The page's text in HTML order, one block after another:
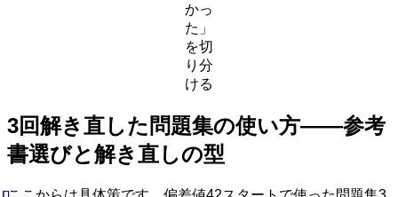
かっ
た」
を切
り分
ける
3回解き直した問題集の使い方——参考
書選びと解き直しの型